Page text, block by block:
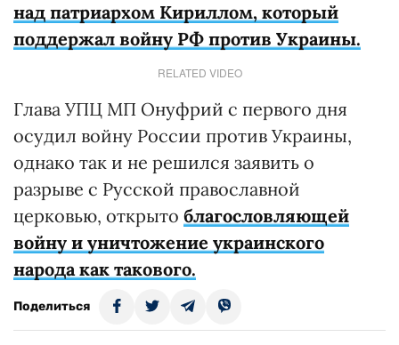
над патриархом Кириллом, который
поддержал войну РФ против Украины.
RELATED VIDEO
Глава УПЦ МП Онуфрий с первого дня
осудил войну России против Украины,
однако так и не решился заявить о
разрыве с Русской православной
церковью, открыто благословляющей
войну и уничтожение украинского
народа как такового.
Поделиться